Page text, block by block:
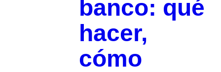
banco: qué
hacer,
cómo